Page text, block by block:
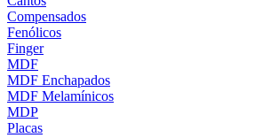
Compensados
Fenólicos
Finger
MDF
MDF Enchapados
MDF Melamínicos
MDP
Placas